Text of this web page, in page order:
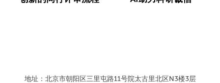
地址：北京市朝阳区三里屯路11号院太古里北区N3楼3层